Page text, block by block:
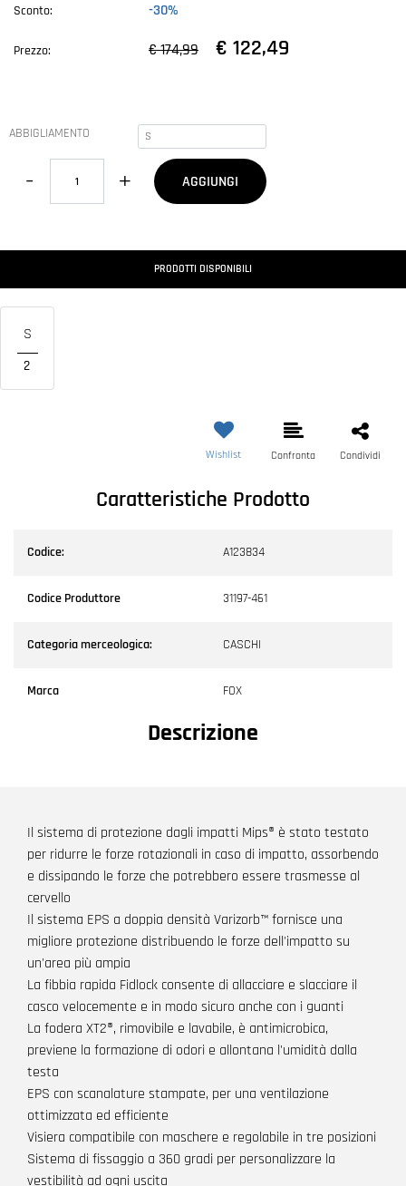
Sconto:
-30%
Prezzo: € 174,99 € 122,49
ABBIGLIAMENTO
Quantità
AGGIUNGI
PRODOTTI DISPONIBILI
S
2
Wishlist Confronta Condividi
Caratteristiche Prodotto
Codice: A123834
Codice Produttore 31197-461
Categoria merceologica: CASCHI
Marca FOX
Descrizione
Il sistema di protezione dagli impatti Mips® è stato testato
per ridurre le forze rotazionali in caso di impatto, assorbendo
e dissipando le forze che potrebbero essere trasmesse al
cervello
Il sistema EPS a doppia densità Varizorb™ fornisce una
migliore protezione distribuendo le forze dell'impatto su
un'area più ampia
La fibbia rapida Fidlock consente di allacciare e slacciare il
casco velocemente e in modo sicuro anche con i guanti
La fodera XT2®, rimovibile e lavabile, è antimicrobica,
previene la formazione di odori e allontana l'umidità dalla
testa
EPS con scanalature stampate, per una ventilazione
ottimizzata ed efficiente
Visiera compatibile con maschere e regolabile in tre posizioni
Sistema di fissaggio a 360 gradi per personalizzare la
vestibilità ad ogni uscita